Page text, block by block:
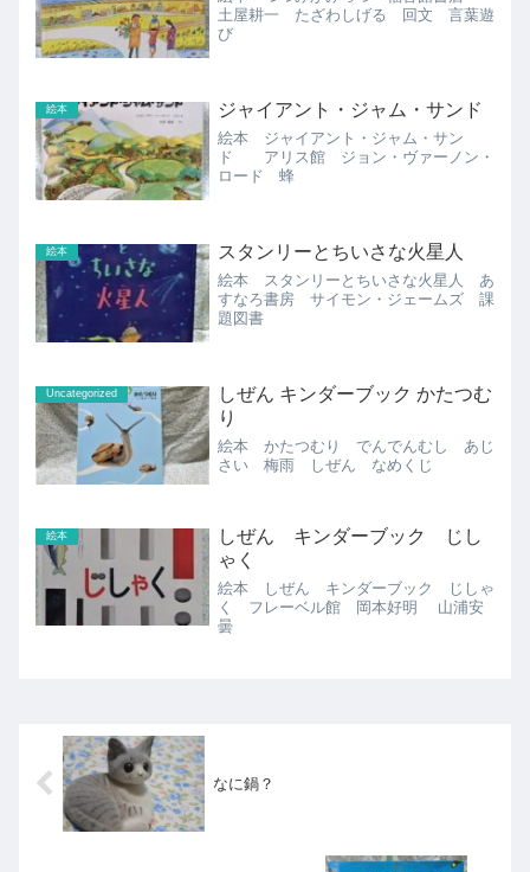
土屋耕一 たざわしげる 回文 言葉遊
び
絵本 ジャイアント・ジャム・サンド
絵本 ジャイアント・ジャム・サン
ド アリス館 ジョン・ヴァーノン・
ロード 蜂
絵本 スタンリーとちいさな火星人
絵本 スタンリーとちいさな火星人 あ
すなろ書房 サイモン・ジェームズ 課
題図書
Uncategorized
しぜん キンダーブック かたつむ
り
絵本 かたつむり でんでんむし あじ
さい 梅雨 しぜん なめくじ
絵本
しぜん キンダーブック じし
ゃく
絵本 しぜん キンダーブック じしゃ
く フレーベル館 岡本好明 山浦安
曇
なに鍋？